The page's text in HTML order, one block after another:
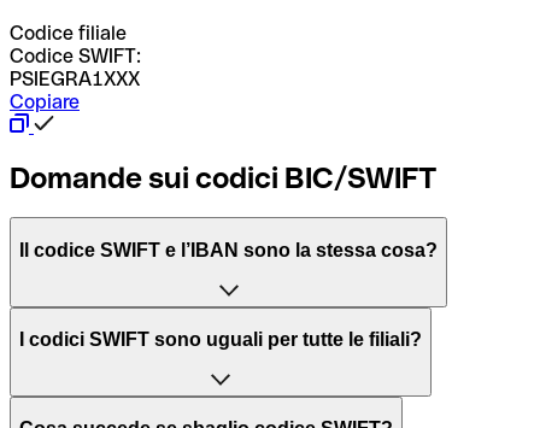
Codice filiale
Codice SWIFT:
PSIEGRA1XXX
Copiare
Domande sui codici BIC/SWIFT
Il codice SWIFT e l’IBAN sono la stessa cosa?
L'acronimo SWIFT sta per “Society for Worldwide
per l’elaborazione dei pagamenti tra diversi Paesi.
I codici SWIFT sono uguali per tutte le filiali?